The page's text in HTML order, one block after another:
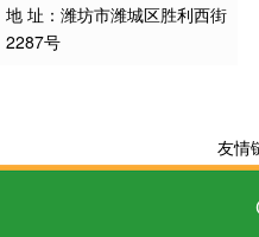
地 址：潍坊市潍城区胜利西街
2287号
友情